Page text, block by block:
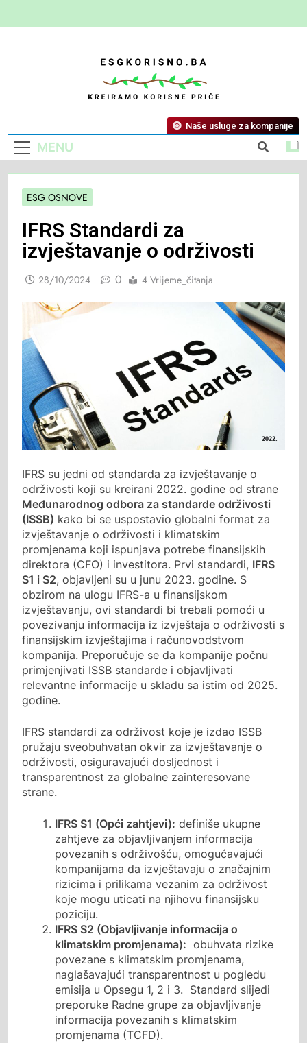
ESG Korisno
Kreiramo Korisne Priče
MENU
Naše usluge za kompanije
ESG OSNOVE
IFRS Standardi za
izvještavanje o održivosti
28/10/2024 0 4 Vrijeme_čitanja
IFRS su jedni od standarda za izvještavanje o
održivosti koji su kreirani 2022. godine od strane
Međunarodnog odbora za standarde održivosti
(ISSB) kako bi se uspostavio globalni format za
izvještavanje o održivosti i klimatskim
promjenama koji ispunjava potrebe finansijskih
direktora (CFO) i investitora. Prvi standardi, IFRS
S1 i S2, objavljeni su u junu 2023. godine. S
obzirom na ulogu IFRS-a u finansijskom
izvještavanju, ovi standardi bi trebali pomoći u
povezivanju informacija iz izvještaja o održivosti s
finansijskim izvještajima i računovodstvom
kompanija. Preporučuje se da kompanije počnu
primjenjivati ISSB standarde i objavljivati
relevantne informacije u skladu sa istim od 2025.
godine.
IFRS standardi za održivost koje je izdao ISSB
pružaju sveobuhvatan okvir za izvještavanje o
održivosti, osiguravajući dosljednost i
transparentnost za globalne zainteresovane
strane.
IFRS S1 (Opći zahtjevi): definiše ukupne
zahtjeve za objavljivanjem informacija
povezanih s održivošću, omogućavajući
kompanijama da izvještavaju o značajnim
rizicima i prilikama vezanim za održivost
koje mogu uticati na njihovu finansijsku
poziciju.
IFRS S2 (Objavljivanje informacija o
klimatskim promjenama): obuhvata rizike
povezane s klimatskim promjenama,
naglašavajući transparentnost u pogledu
emisija u Opsegu 1, 2 i 3. Standard slijedi
preporuke Radne grupe za objavljivanje
informacija povezanih s klimatskim
promjenama (TCFD).